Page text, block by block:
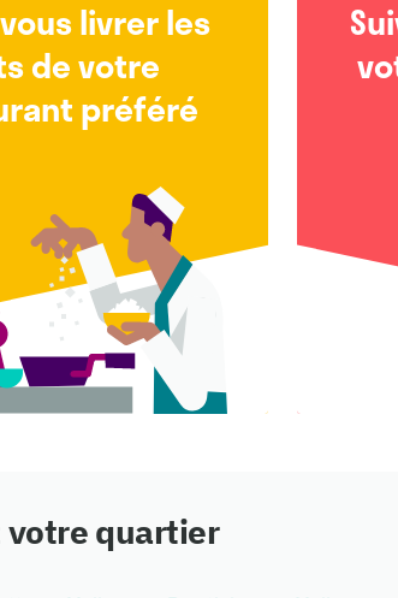
livrer les
de votre
préféré
votre quartier